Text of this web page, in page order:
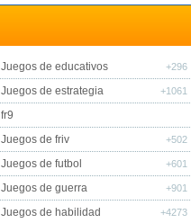
Juegos de educativos +296
Juegos de estrategia +1061
fr9
Juegos de friv
+502
Juegos de futbol +601
Juegos de guerra +901
Juegos de habilidad +4273